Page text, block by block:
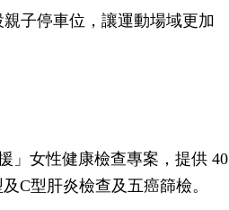
子停車位，讓運動場域更加
」女性健康檢查專案，提供 40
C型肝炎檢查及五癌篩檢。